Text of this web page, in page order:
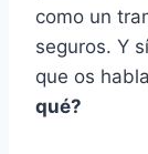
como un
seguros. Y
que os
qué?